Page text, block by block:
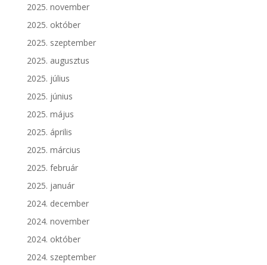
2025. november
2025. október
2025. szeptember
2025. augusztus
2025. július
2025. június
2025. május
2025. április
2025. március
2025. február
2025. január
2024. december
2024. november
2024. október
2024. szeptember